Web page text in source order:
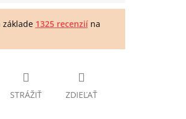
STRÁŽIŤ ZDIEĽAŤ
1325 recenziína